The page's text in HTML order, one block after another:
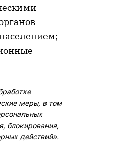
меры, в том
блокирования,
действий».